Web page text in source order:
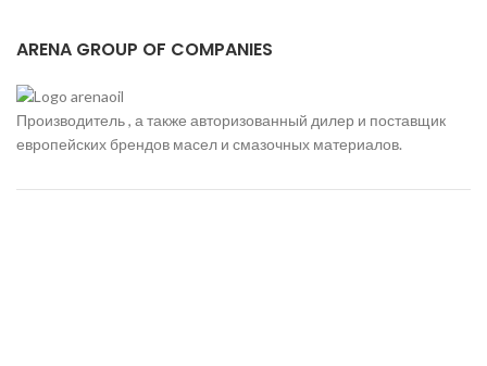
ARENA GROUP OF COMPANIES
Производитель , а также авторизованный дилер и поставщик
европейских брендов масел и смазочных материалов.